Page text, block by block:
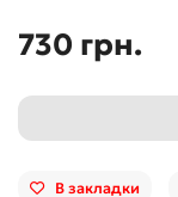
730 грн.
В закладки